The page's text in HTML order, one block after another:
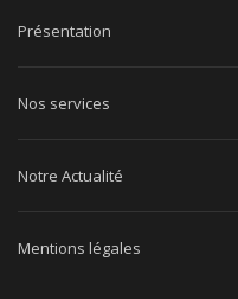
Présentation
Nos services
Notre Actualité
Mentions légales